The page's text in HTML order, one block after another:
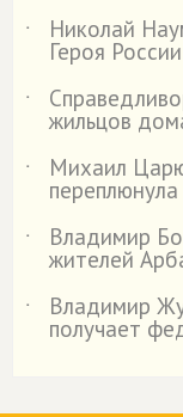
˙ Николай
Героя
˙
жильцов
˙
Михаил
˙
Владимир
жителей
˙
Владимир
получает